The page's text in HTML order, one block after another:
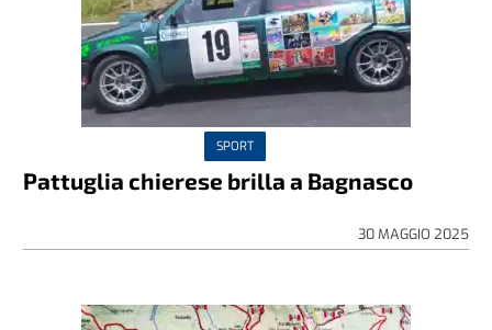
SPORT
Pattuglia chierese brilla a Bagnasco
30 MAGGIO 2025